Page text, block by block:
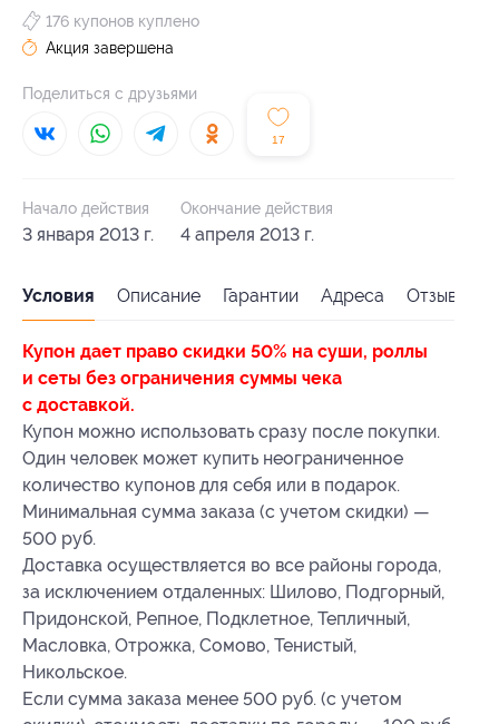
17
176 купонов куплено
Акция завершена
Поделиться с друзьями
Начало действия
3 января 2013 г.
Окончание действия
4 апреля 2013 г.
Условия Описание Гарантии Адреса Отзывы
Купон дает право скидки 50% на суши, роллы
и сеты без ограничения суммы чека
с доставкой.
Купон можно использовать сразу после покупки.
Один человек может купить неограниченное
количество купонов для себя или в подарок.
Минимальная сумма заказа (с учетом скидки) —
500 руб.
Доставка осуществляется во все районы города,
за исключением отдаленных: Шилово, Подгорный,
Придонской, Репное, Подклетное, Тепличный,
Масловка, Отрожка, Сомово, Тенистый,
Никольское.
Если сумма заказа менее 500 руб. (с учетом